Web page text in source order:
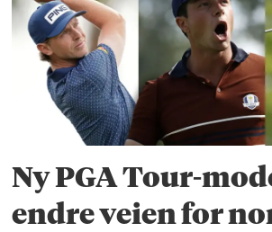
Ny PGA Tour-
endre veien for